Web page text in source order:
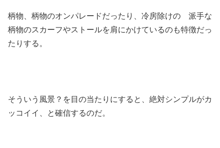
柄物、柄物のオンパレードだったり、冷房除けの 派手な
柄物のスカーフやストールを肩にかけているのも特徴だっ
たりする。
そういう風景？を目の当たりにすると、絶対シンプルがカ
ッコイイ、と確信するのだ。